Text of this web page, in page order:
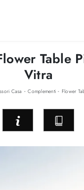
Table
Vitra
Casa -Complementi - Flower